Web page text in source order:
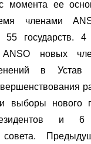
момента ее
членами
55 государств.
новых
в
выборы нового
и